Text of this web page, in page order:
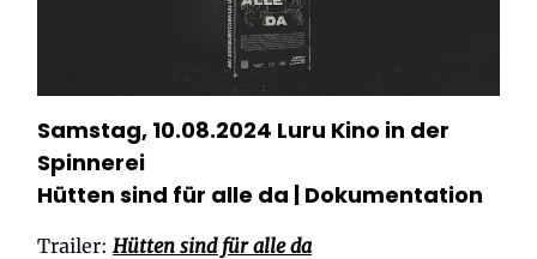
Samstag, 10.08.2024 Luru Kino in der
Spinnerei
Hütten sind für alle da | Dokumentation
Trailer: Hütten sind für alle da